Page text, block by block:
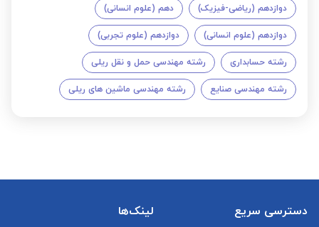
دوازدهم (ریاضی-فیزیک) دهم (علوم انسانی)
دوازدهم (علوم انسانی) دوازدهم (علوم تجربی)
رشته حسابداری رشته مهندسی حمل و نقل ریلی
رشته مهندسی صنایع رشته مهندسی ماشین های ریلی
دسترسی سریع لینک‌ها